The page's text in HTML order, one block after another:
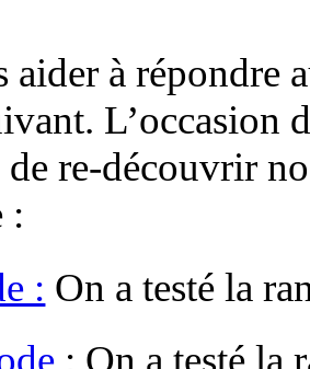
aider à répondre
L’occasion
de re-découvrir
:
: On a testé la
: On a testé la